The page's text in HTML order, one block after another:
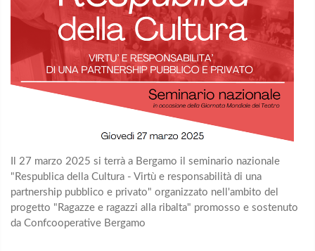
Il 27 marzo 2025 si terrà a Bergamo il seminario nazionale
"Respublica della Cultura - Virtù e responsabilità di una
partnership pubblico e privato" organizzato nell'ambito del
progetto "Ragazze e ragazzi alla ribalta" promosso e sostenuto
da Confcooperative Bergamo